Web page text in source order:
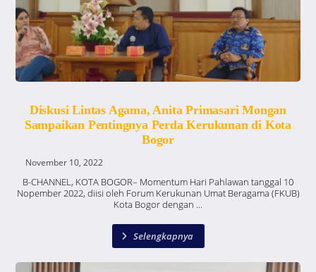
Diskusi Lintas Agama, Anita Primasari Mongan
Sampaikan Pentingnya Perda Kerukunan di Kota
Bogor
November 10, 2022
B-CHANNEL, KOTA BOGOR– Momentum Hari Pahlawan tanggal 10
Nopember 2022, diisi oleh Forum Kerukunan Umat Beragama (FKUB)
Kota Bogor dengan ...
Selengkapnya